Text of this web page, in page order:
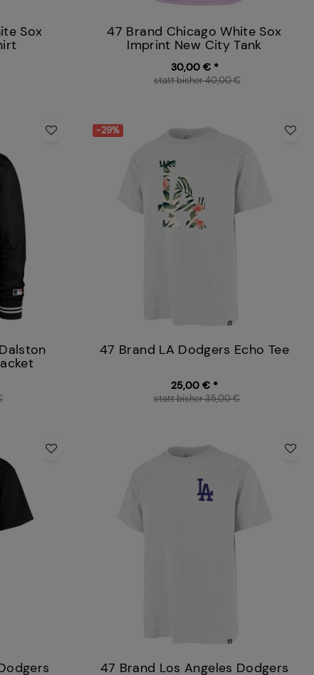
Sox
47 Brand Chicago White Sox
Imprint New City Tank
30,00 € *
statt bisher 40,00 €
-29%
47 Brand LA Dodgers Echo Tee
25,00 € *
statt bisher 35,00 €
47 Brand Los Angeles Dodgers